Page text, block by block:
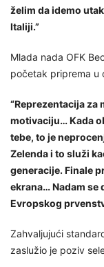
želim da idemo
Italiji.”
Mlada nada OFK
početak priprema u
“Reprezentacija za
motivaciju… Kada
tebe, to je
Zelenda i to služi
generacije. Finale
ekrana… Nadam se
Evropskog
Zahvaljujući
zaslužio je poziv